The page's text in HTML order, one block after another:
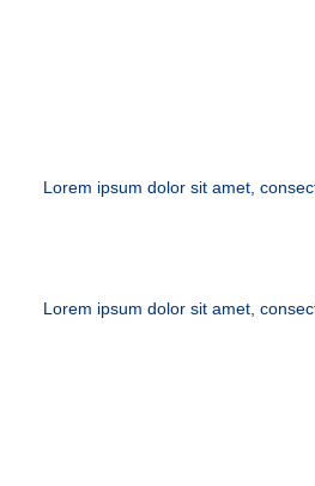
Lorem ipsum dolor sit amet,
Lorem ipsum dolor sit amet,